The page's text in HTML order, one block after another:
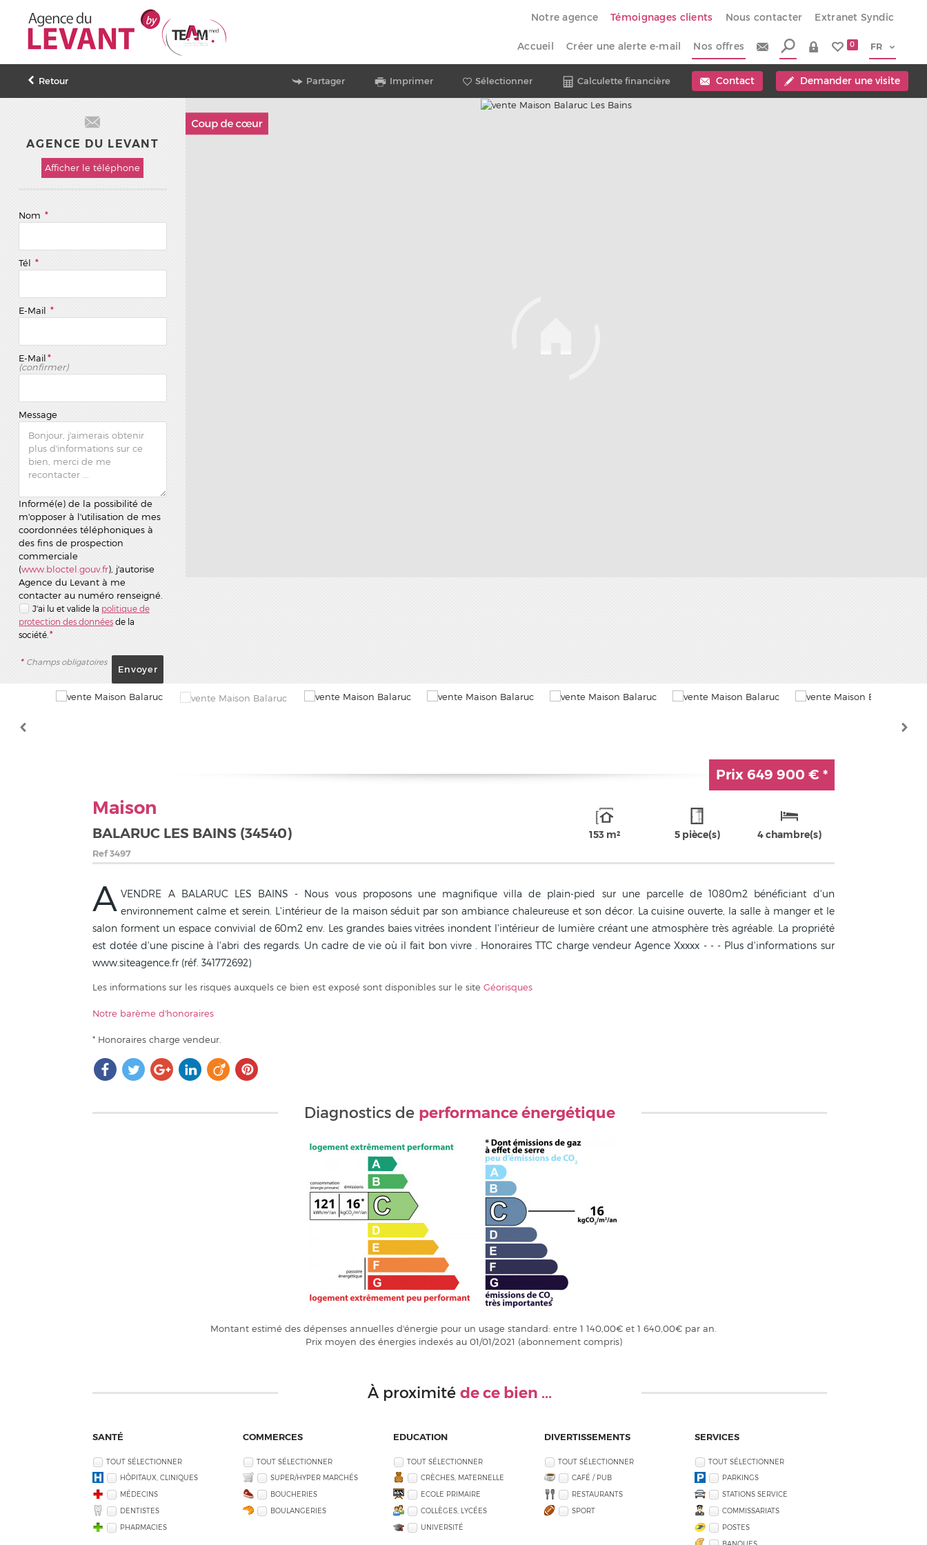
Notre agence Témoignages clients Nous contacter Extranet Syndic
Accueil Créer une alerte e-mail Nos offres 0
Retour Partager Imprimer Sélectionner Calculette financière Contact Demander une visite
AGENCE DU LEVANT
Afficher le téléphone
Nom *
Tél *
E-Mail *
E-Mail*
(confirmer)
Message
Informé(e) de la possibilité de
m'opposer à l'utilisation de mes
coordonnées téléphoniques à
des fins de prospection
commerciale
(www.bloctel.gouv.fr), j'autorise
Agence du Levant à me
contacter au numéro renseigné.
J'ai lu et valide la politique de
protection des données de la
société.*
* Champs obligatoires
Prix649 900 € *
Maison
BALARUC LES BAINS (34540)
Ref3497
153 m² 5 pièce(s) 4 chambre(s)
A VENDRE A BALARUC LES BAINS - Nous vous proposons une magnifique villa de plain-pied sur une parcelle de 1080m2 bénéficiant d'un
environnement calme et serein. L'intérieur de la maison séduit par son ambiance chaleureuse et son décor. La cuisine ouverte, la salle à manger et le
salon forment un espace convivial de 60m2 env. Les grandes baies vitrées inondent l'intérieur de lumière créant une atmosphère très agréable. La propriété
est dotée d'une piscine à l'abri des regards. Un cadre de vie où il fait bon vivre . Honoraires TTC charge vendeur Agence Xxxxx - - - Plus d'informations sur
www.siteagence.fr (réf. 341772692)
Les informations sur les risques auxquels ce bien est exposé sont disponibles sur le siteGéorisques
Notre barème d'honoraires
* Honoraires charge vendeur.
Diagnostics de performance énergétique
Montant estimé des dépenses annuelles d'énergie pour un usage standard: entre 1 140,00€ et 1 640,00€ par an.
Prix moyen des énergies indexés au 01/01/2021 (abonnement compris)
À proximitéde ce bien ...
SANTÉ
TOUT SÉLECTIONNER
HÔPITAUX, CLINIQUES
MÉDECINS
DENTISTES
PHARMACIES
COMMERCES
TOUT SÉLECTIONNER
SUPER/HYPER MARCHÉS
BOUCHERIES
BOULANGERIES
EDUCATION
TOUT SÉLECTIONNER
CRÈCHES, MATERNELLE
ECOLE PRIMAIRE
COLLÈGES, LYCÉES
UNIVERSITÉ
DIVERTISSEMENTS
TOUT SÉLECTIONNER
CAFÉ / PUB
RESTAURANTS
SPORT
SERVICES
TOUT SÉLECTIONNER
PARKINGS
STATIONS SERVICE
COMMISSARIATS
POSTES